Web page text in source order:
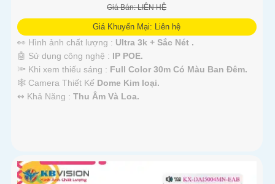
Giá Bán: LIÊN HỆ
Giá Khuyến Mại: Liên hệ
👀 Hình ảnh chất lượng : Ultra 3k + Sắc Nét .
🤖️ Sử dụng công nghệ : IP POE.
🔦 Khi xem thiếu sáng : Full Color 30m Có Màu Ban Ðêm.
🕸️ Camera Thiết Kế Dome Kim loại.
️↭ Khả Năng : Thu Âm Và Loa.